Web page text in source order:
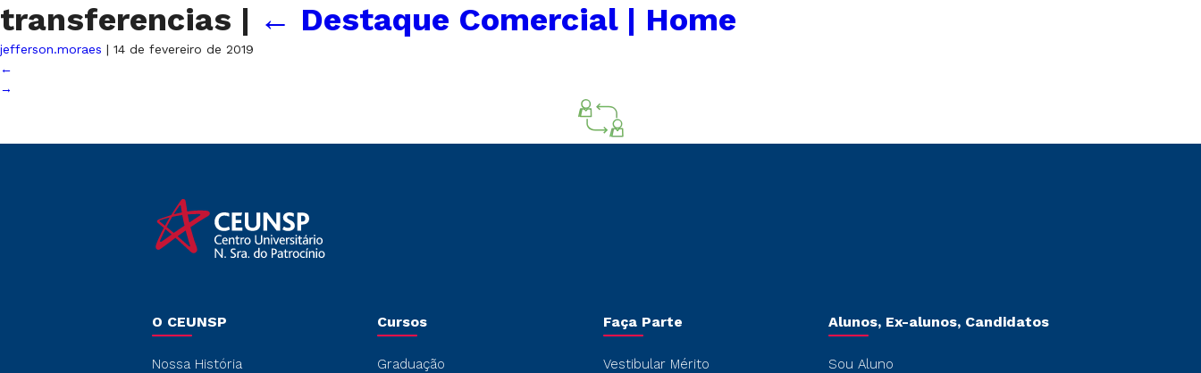
transferencias | ← Destaque Comercial | Home
jefferson.moraes | 14 de fevereiro de 2019
←
→
O CEUNSP
Nossa História
Cursos
Graduação
Faça Parte
Vestibular Mérito
Alunos, Ex-alunos, Candidatos
Sou Aluno